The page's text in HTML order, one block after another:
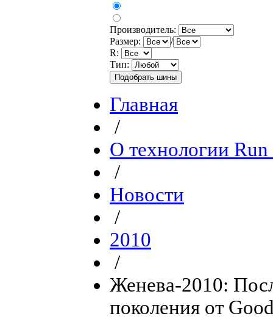
Производитель:
Размер:
/
R:
Тип:
Главная
/
О технологии Run
/
Новости
/
2010
/
Женева-2010:
поколения от